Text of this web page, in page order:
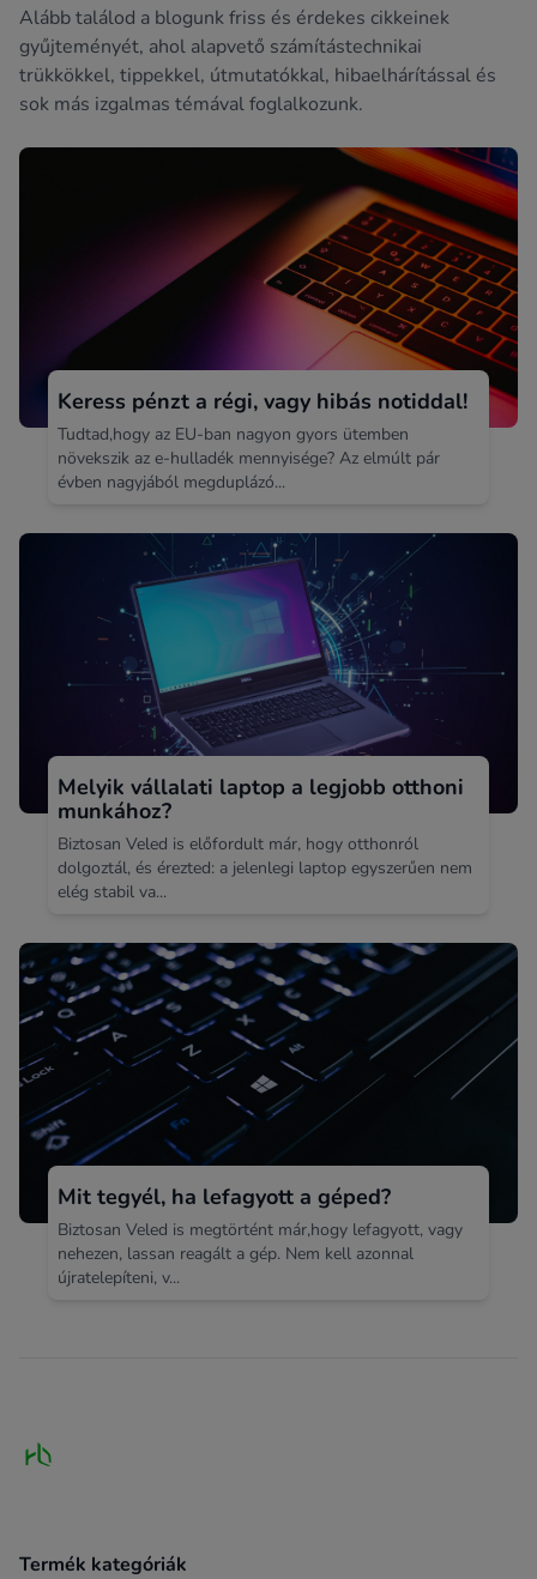
Alább találod a blogunk friss és érdekes cikkeinek
gyűjteményét, ahol alapvető számítástechnikai
trükkökkel, tippekkel, útmutatókkal, hibaelhárítással és
sok más izgalmas témával foglalkozunk.
Keress pénzt a régi, vagy hibás notiddal!
Tudtad,hogy az EU-ban nagyon gyors ütemben
növekszik az e-hulladék mennyisége? Az elmúlt pár
évben nagyjából megduplázó...
Melyik vállalati laptop a legjobb otthoni
munkához?
Biztosan Veled is előfordult már, hogy otthonról
dolgoztál, és érezted: a jelenlegi laptop egyszerűen nem
elég stabil va...
Mit tegyél, ha lefagyott a géped?
Biztosan Veled is megtörtént már,hogy lefagyott, vagy
nehezen, lassan reagált a gép. Nem kell azonnal
újratelepíteni, v...
Termék kategóriák